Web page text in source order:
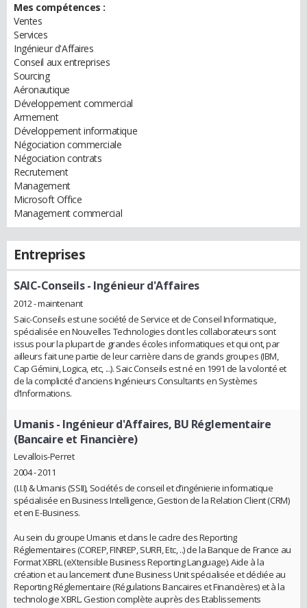
Mes compétences :
Ventes
Services
Ingénieur d'Affaires
Conseil aux entreprises
Sourcing
Aéronautique
Développement commercial
Armement
Développement informatique
Négociation commerciale
Négociation contrats
Recrutement
Management
Microsoft Office
Management commercial
Entreprises
SAIC-Conseils- Ingénieur d'Affaires
2012 - maintenant
Saic-Conseils est une société de Service et de Conseil Informatique,
spécialisée en Nouvelles Technologies dont les collaborateurs sont
issus pour la plupart de grandes écoles informatiques et qui ont, par
ailleurs fait une partie de leur carrière dans de grands groupes (IBM,
Cap Gémini, Logica, etc, ...). Saic Conseils est né en 1991 de la volonté et
de la complicité d'anciens Ingénieurs Consultants en Systèmes
d’Informations.
Umanis- Ingénieur d'Affaires, BU Réglementaire
(Bancaire et Financière)
Levallois-Perret
2004 - 2011
(I.I.I) & Umanis (SSII), Sociétés de conseil et d’ingénierie informatique
spécialisée en Business Intelligence, Gestion de la Relation Client (CRM)
et en E-Business.
Au sein du groupe Umanis et dans le cadre des Reporting
Réglementaires (COREP, FINREP, SURFI, Etc, ..) de la Banque de France au
Format XBRL (eXtensible Business Reporting Language). Aide à la
création et au lancement d’une Business Unit spécialisée et dédiée au
Reporting Réglementaire (Régulations Bancaires et Financières) et à la
technologie XBRL. Gestion complète auprès des Etablissements